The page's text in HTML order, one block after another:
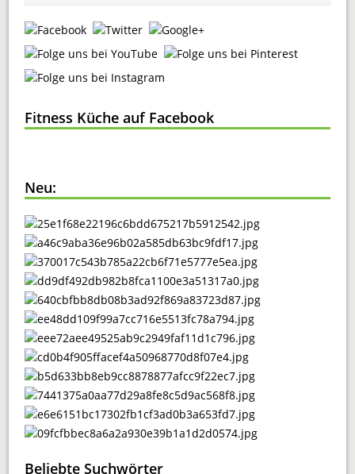
Fitness Küche auf Facebook
Neu:
Beliebte Suchwörter